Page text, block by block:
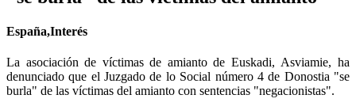
España,Interés
La asociación de víctimas de amianto de Euskadi, Asviamie, ha
denunciado que el Juzgado de lo Social número 4 de Donostia "se
burla" de las víctimas del amianto con sentencias "negacionistas".